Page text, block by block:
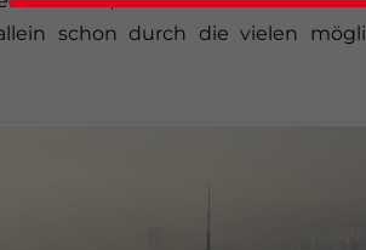
schon durch die vielen